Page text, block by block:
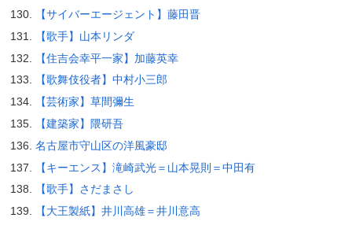
【サイバーエージェント】藤田晋
【歌手】山本リンダ
【住吉会幸平一家】加藤英幸
【歌舞伎役者】中村小三郎
【芸術家】草間彌生
【建築家】隈研吾
名古屋市守山区の洋風豪邸
【キーエンス】滝崎武光＝山本晃則＝中田有
【歌手】さだまさし
【大王製紙】井川高雄＝井川意高